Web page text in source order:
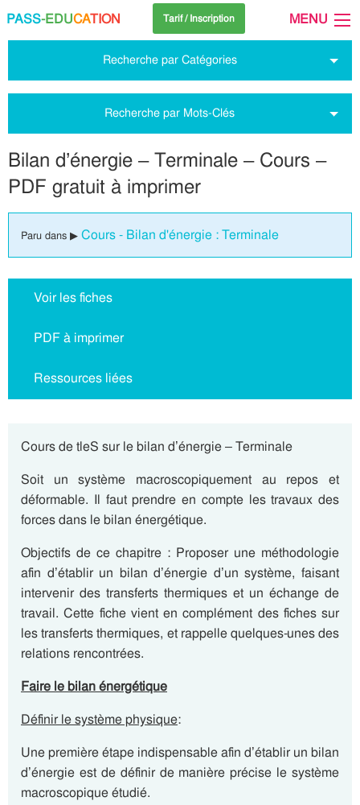
PASS-EDUCATION Tarif / Inscription MENU
Recherche par Catégories
Recherche par Mots-Clés
Bilan d’énergie – Terminale – Cours –
PDF gratuit à imprimer
Paru dans ▶ Cours - Bilan d'énergie : Terminale
Voir les fiches
PDF à imprimer
Ressources liées
Cours de tleS sur le bilan d’énergie – Terminale
Soit un système macroscopiquement au repos et
déformable. Il faut prendre en compte les travaux des
forces dans le bilan énergétique.
Objectifs de ce chapitre : Proposer une méthodologie
afin d’établir un bilan d’énergie d’un système, faisant
intervenir des transferts thermiques et un échange de
travail. Cette fiche vient en complément des fiches sur
les transferts thermiques, et rappelle quelques-unes des
relations rencontrées.
Faire le bilan énergétique
Définir le système physique:
Une première étape indispensable afin d’établir un bilan
d’énergie est de définir de manière précise le système
macroscopique étudié.